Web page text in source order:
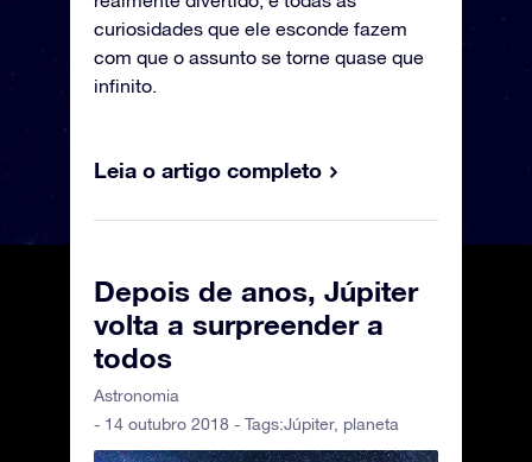
curiosidades que ele esconde fazem
com que o assunto se torne quase que
infinito.
Leia o artigo completo
Depois de anos, Júpiter
volta a surpreender a
todos
Astronomia
- 14 outubro 2018 - Tags:Júpiter, planeta